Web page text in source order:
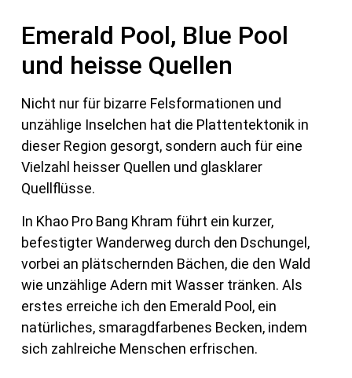
Emerald Pool, Blue Pool
und heisse Quellen
Nicht nur für bizarre Felsformationen und
unzählige Inselchen hat die Plattentektonik in
dieser Region gesorgt, sondern auch für eine
Vielzahl heisser Quellen und glasklarer
Quellflüsse.
In Khao Pro Bang Khram führt ein kurzer,
befestigter Wanderweg durch den Dschungel,
vorbei an plätschernden Bächen, die den Wald
wie unzählige Adern mit Wasser tränken. Als
erstes erreiche ich den Emerald Pool, ein
natürliches, smaragdfarbenes Becken, indem
sich zahlreiche Menschen erfrischen.